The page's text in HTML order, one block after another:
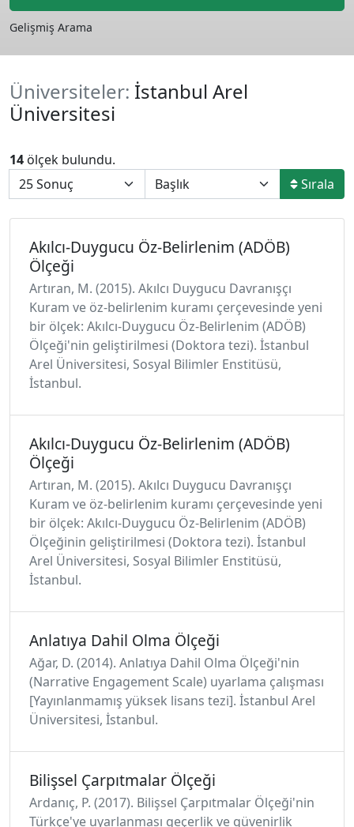
Gelişmiş Arama
Üniversiteler: İstanbul Arel
Üniversitesi
14 ölçek bulundu.
Sırala
Akılcı-Duygucu Öz-Belirlenim (ADÖB)
Ölçeği
Artıran, M. (2015). Akılcı Duygucu Davranışçı
Kuram ve öz-belirlenim kuramı çerçevesinde yeni
bir ölçek: Akılcı-Duygucu Öz-Belirlenim (ADÖB)
Ölçeği'nin geliştirilmesi (Doktora tezi). İstanbul
Arel Üniversitesi, Sosyal Bilimler Enstitüsü,
İstanbul.
Akılcı-Duygucu Öz-Belirlenim (ADÖB)
Ölçeği
Artıran, M. (2015). Akılcı Duygucu Davranışçı
Kuram ve öz-belirlenim kuramı çerçevesinde yeni
bir ölçek: Akılcı-Duygucu Öz-Belirlenim (ADÖB)
Ölçeğinin geliştirilmesi (Doktora tezi). İstanbul
Arel Üniversitesi, Sosyal Bilimler Enstitüsü,
İstanbul.
Anlatıya Dahil Olma Ölçeği
Ağar, D. (2014). Anlatıya Dahil Olma Ölçeği'nin
(Narrative Engagement Scale) uyarlama çalışması
[Yayınlanmamış yüksek lisans tezi]. İstanbul Arel
Üniversitesi, İstanbul.
Bilişsel Çarpıtmalar Ölçeği
Ardanıç, P. (2017). Bilişsel Çarpıtmalar Ölçeği'nin
Türkçe'ye uyarlanması geçerlik ve güvenirlik